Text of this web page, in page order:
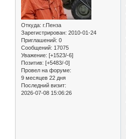
Откуда: г.Пенза
Зарегистрирован: 2010-01-24
Приглашений: 0
Сообщений: 17075
Уважение: [+1523/-6]
Позитив: [+5483/-0]
Провел на форуме:
9 месяцев 22 дня
Последний визит:
2026-07-08 15:06:26